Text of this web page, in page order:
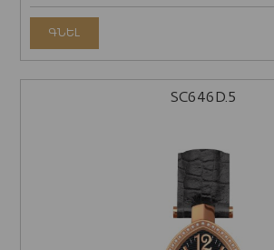
ԳՆԵԼ
SC646D.5